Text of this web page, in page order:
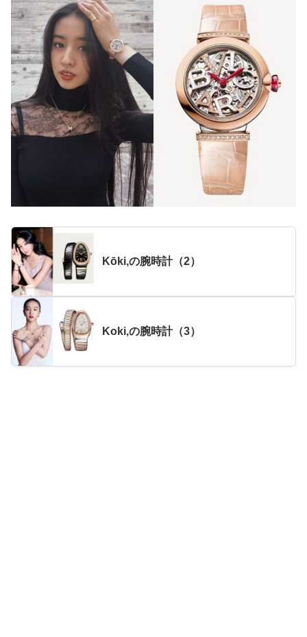
Kōki,の腕時計（2）
Koki,の腕時計（3）